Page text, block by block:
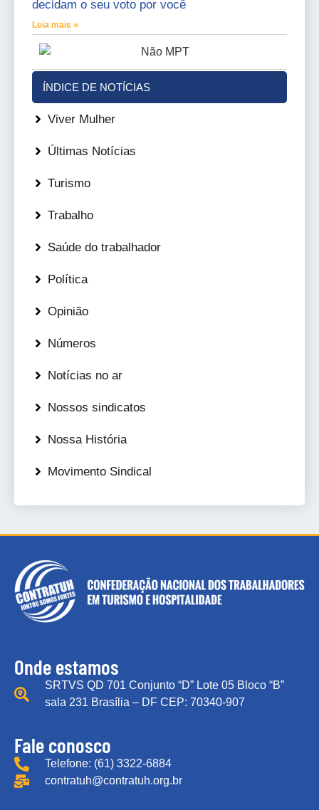
decidam o seu voto por você
Leia mais »
ÍNDICE DE NOTÍCIAS
Viver Mulher
Últimas Notícias
Turismo
Trabalho
Saúde do trabalhador
Política
Opinião
Números
Notícias no ar
Nossos sindicatos
Nossa História
Movimento Sindical
Onde estamos
SRTVS QD 701 Conjunto “D” Lote 05 Bloco “B”
sala 231 Brasília – DF CEP: 70340-907
Fale conosco
Telefone: (61) 3322-6884
contratuh@contratuh.org.br